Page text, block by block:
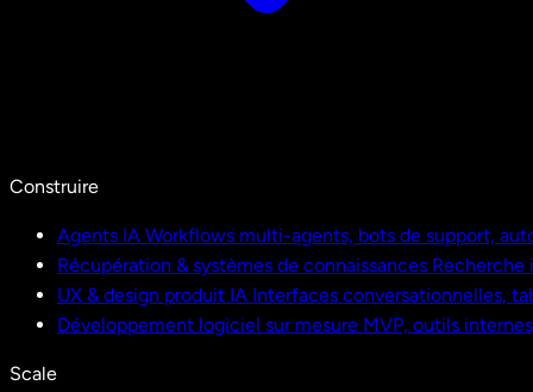
Construire
Agents IA Workflows multi-agents, bots de support,
Récupération & systèmes de connaissances Recherche
UX & design produit IA Interfaces conversationnelles,
Développement logiciel sur mesure MVP, outils
Scale